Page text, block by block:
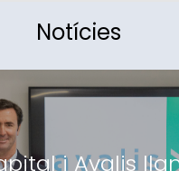
Notícies
i Avalis